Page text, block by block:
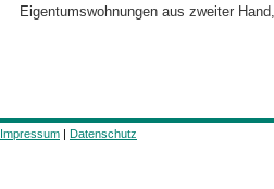
Eigentumswohnungen aus zweiter
Impressum | Datenschutz